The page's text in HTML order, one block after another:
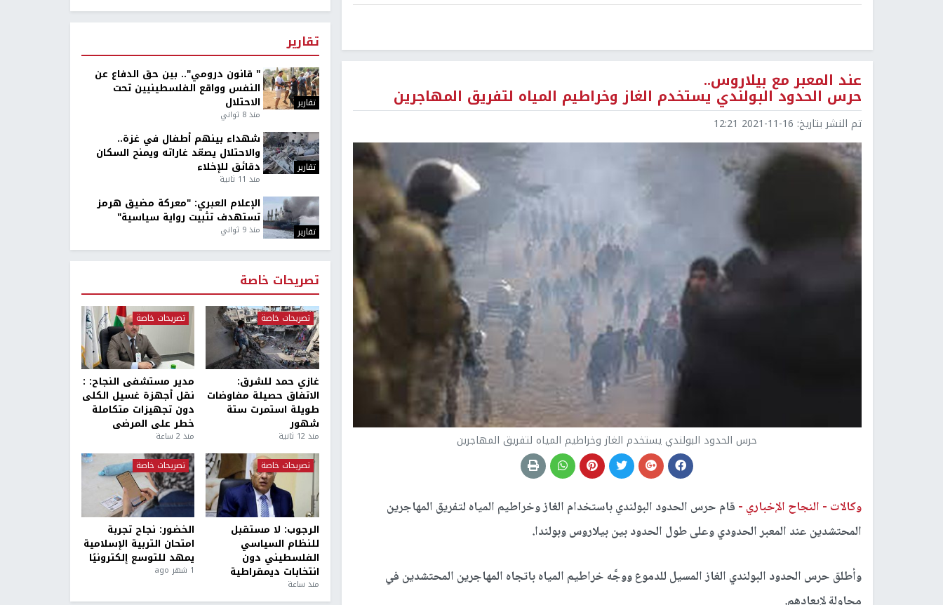
عند المعبر مع بيلاروس..
حرس الحدود البولندي يستخدم الغاز وخراطيم المياه لتفريق المهاجرين
تم النشر بتاريخ: 2021-11-16 12:21
حرس الحدود البولندي يستخدم الغاز وخراطيم المياه لتفريق المهاجرين
وكالات - النجاح الإخباري - قام حرس الحدود البولندي باستخدام الغاز وخراطيم المياه لتفريق المهاجرين
المحتشدين عند المعبر الحدودي وعلى طول الحدود بين بيلاروس وبولندا.
وأطلق حرس الحدود البولندي الغاز المسيل للدموع ووجَّه خراطيم المياه باتجاه المهاجرين المحتشدين في
تقارير
تقارير
" قانون درومي".. بين حق الدفاع عن
النفس وواقع الفلسطينيين تحت
الاحتلال
منذ 8 ثواني
تقارير
شهداء بينهم أطفال في غزة..
والاحتلال يصعّد غاراته ويمنح السكان
دقائق للإخلاء
منذ 11 ثانية
تقارير
الإعلام العبري: "معركة مضيق هرمز
تستهدف تثبيت رواية سياسية"
منذ 9 ثواني
تصريحات خاصة
تصريحات خاصة
غازي حمد للشرق:
الاتفاق حصيلة مفاوضات
طويلة استمرت ستة
شهور
منذ 12 ثانية
تصريحات خاصة
مدير مستشفى النجاح: :
نقل أجهزة غسيل الكلى
دون تجهيزات متكاملة
خطر على المرضى
منذ 2 ساعة
تصريحات خاصة
الرجوب: لا مستقبل
للنظام السياسي
الفلسطيني دون
انتخابات ديمقراطية
منذ ساعة
تصريحات خاصة
الخضور: نجاح تجربة
امتحان التربية الإسلامية
يمهد للتوسع إلكترونيًا
1 شهر ago